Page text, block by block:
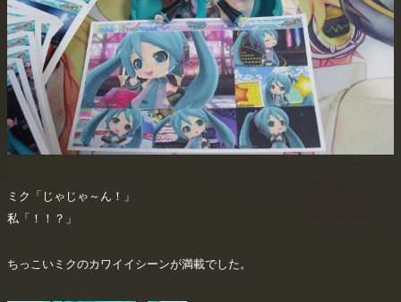
ミク「じゃじゃ～ん！」
私「！！？」
ちっこいミクのカワイイシーンが満載でした。